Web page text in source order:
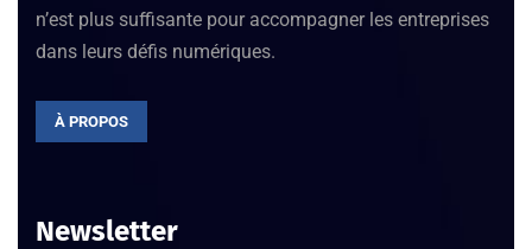
n’est plus suffisante pour accompagner les entreprises
dans leurs défis numériques.
À PROPOS
Newsletter